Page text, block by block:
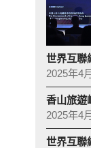
世界互聯
2025年4
香山旅遊
2025年4
世界互聯